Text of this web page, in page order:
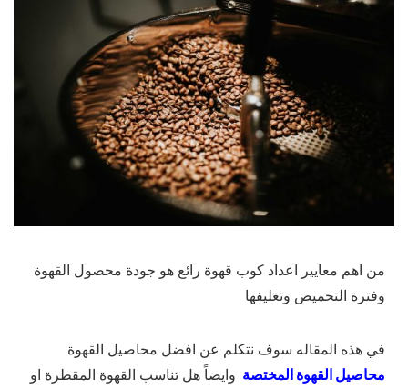
من اهم معايير اعداد كوب قهوة رائع هو جودة محصول القهوة
وفترة التحميص وتغليفها
في هذه المقاله سوف نتكلم عن افضل محاصيل القهوة
محاصيل القهوة المختصة وايضاً هل تناسب القهوة المقطرة او